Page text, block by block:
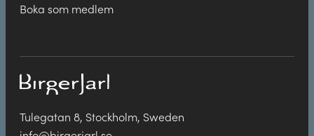
Boka som medlem
Tulegatan 8, Stockholm, Sweden